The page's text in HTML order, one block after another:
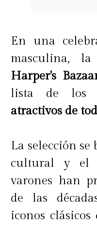
En una
masculina, la
Harper's
lista de los
atractivos de
La selección
cultural y el
varones han
de las
iconos